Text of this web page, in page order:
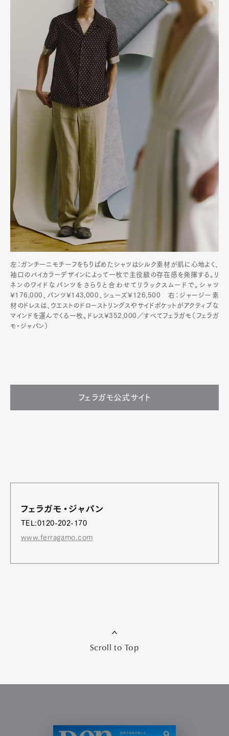
左：ガンチーニモチーフをちりばめたシャツはシルク素材が肌に心地よく、
袖口のバイカラーデザインによって一枚で主役級の存在感を発揮する。リ
ネンのワイドなパンツをさらりと合わせてリラックスムードで。シャツ
¥176,000、パンツ¥143,000、シューズ¥126,500 右：ジャージー素
材のドレスは、ウエストのドローストリングスやサイドポケットがアクティブな
マインドを運んでくる一枚。ドレス¥352,000／すべてフェラガモ（フェラガ
モ・ジャパン）
フェラガモ公式サイト
フェラガモ・ジャパン
TEL:0120-202-170
www.ferragamo.com
Scroll to Top